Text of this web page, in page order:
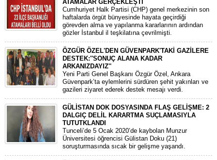
ATAMALAR GERÇEKLEŞTİ
​Cumhuriyet Halk Partisi (CHP) genel merkezinin son
haftalarda örgüt bünyesinde hayata geçirdiği
görevden alma ve yapılanma kararlarının ardından
gözler İstanbul il teşkilatına çevrilmişti.
ÖZGÜR ÖZEL'DEN GÜVENPARK'TAKİ GAZİLERE
DESTEK:''SONUÇ ALANA KADAR
ARKANIZDAYIZ''
​Yeni Parti Genel Başkanı Özgür Özel, Ankara
Güvenpark’ta eylemlerini sürdüren şehit yakınları ve
gazileri ziyaret ederek destek mesajı verdi.
GÜLİSTAN DOK DOSYASINDA FLAŞ GELİŞME: 2
DALGIÇ DELİL KARARTMA SUÇLAMASIYLA
TUTUTKLANDI
​Tunceli’de 5 Ocak 2020’de kaybolan Munzur
Üniversitesi öğrencisi Gülistan Doku (21)
soruşturmasında sıcak bir gelişme yaşandı.